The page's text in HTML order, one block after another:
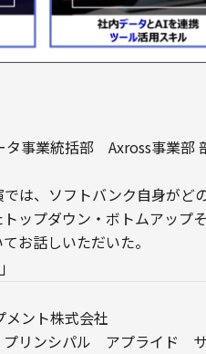
事業統括部　Axross事業部
は、ソフトバンク自身がど
ップダウン・ボトムアップ
お話しいただいた。
メント株式会社
リンシパル　アプライド　